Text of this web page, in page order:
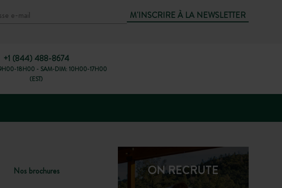
M'INSCRIRE À LA NEWSLETTER
+1 (844) 488-8674
18H00 - SAM-DIM: 10H00-17H00
(EST)
Nos brochures ON RECRUTE